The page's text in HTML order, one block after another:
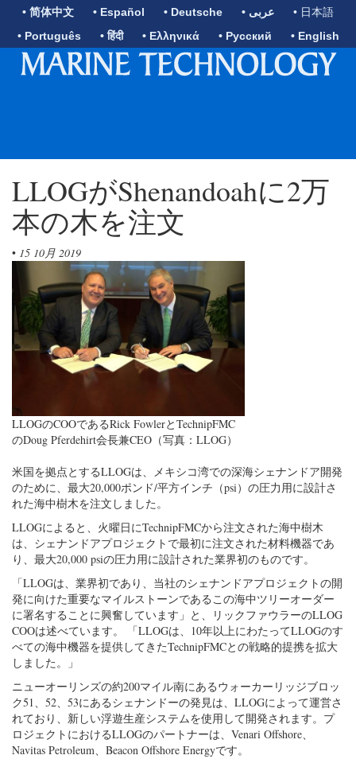
• 简体中文 • Español • Deutsche • عربى
• 日本語
• Português
• हिंदी • Ελληνικά • Русский • English
LLOGがShenandoahに2万
本の木を注文
• 15 10月 2019
LLOGのCOOであるRick FowlerとTechnipFMC
のDoug Pferdehirt会長兼CEO（写真：LLOG）
米国を拠点とするLLOGは、メキシコ湾での深海シェナンドア開発
のために、最大20,000ポンド/平方インチ（psi）の圧力用に設計さ
れた海中樹木を注文しました。
LLOGによると、火曜日にTechnipFMCから注文された海中樹木
は、シェナンドアプロジェクトで最初に注文された材料機器であ
り、最大20,000 psiの圧力用に設計された業界初のものです。
「LLOGは、業界初であり、当社のシェナンドアプロジェクトの開
発に向けた重要なマイルストーンであるこの海中ツリーオーダー
に署名することに興奮しています」と、リックファウラーのLLOG
COOは述べています。 「LLOGは、10年以上にわたってLLOGのす
べての海中機器を提供してきたTechnipFMCとの戦略的提携を拡大
しました。」
ニューオーリンズの約200マイル南にあるウォーカーリッジブロッ
ク51、52、53にあるシェナンドーの発見は、LLOGによって運営さ
れており、新しい浮遊生産システムを使用して開発されます。プ
ロジェクトにおけるLLOGのパートナーは、Venari Offshore、
Navitas Petroleum、Beacon Offshore Energyです。